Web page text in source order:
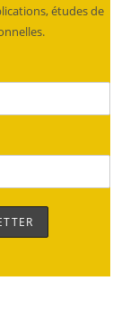
études de